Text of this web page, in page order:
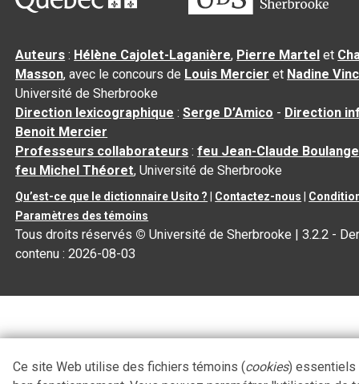
Auteurs : Hélène Cajolet-Laganière, Pierre Martel et
Masson, avec le concours de Louis Mercier et Nadine
Université de Sherbrooke
Direction lexicographique :Serge D’Amico - Direction
Benoit Mercier
Professeurs collaborateurs :feu Jean-Claude
feu Michel Théoret, Université de Sherbrooke
Qu’est-ce que le dictionnaire Usito ? Contactez-nous
Paramètres des témoins
Tous droits réservés © Université de Sherbrooke |3.2.2 -
contenu :2026-08-03
Ce site Web utilise des fichiers témoins (cookies) essentiels